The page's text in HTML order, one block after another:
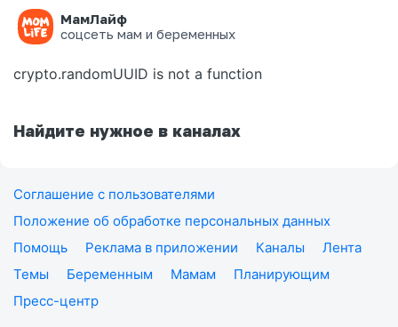
МамЛайф
соцсеть мам и беременных
Ошибка на странице
crypto.randomUUID is not a function
Найдите нужное в каналах
Соглашение с пользователями
Положение об обработке персональных данных
Помощь
Реклама в приложении Каналы
Лента
Темы
Беременным Мамам
Планирующим
Пресс-центр